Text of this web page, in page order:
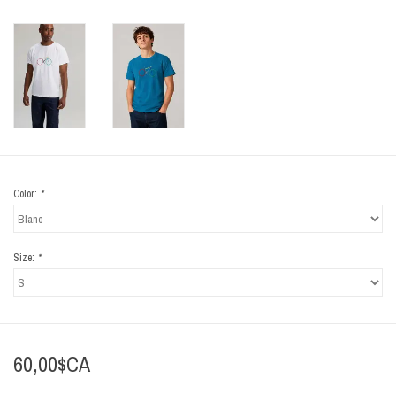
Color: *
Size: *
60,00$CA